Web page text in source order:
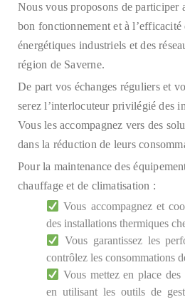
Nous vous proposons de participer
bon fonctionnement et à l’efficacité
énergétiques industriels et des
région de Saverne.
De part vos échanges réguliers et
serez l’interlocuteur privilégié des
Vous les accompagnez vers des
dans la réduction de leurs
Pour la maintenance des
chauffage et de climatisation :
Vous accompagnez et
des installations thermiques
Vous garantissez les
contrôlez les consommations
Vous mettez en place
en utilisant les outils de